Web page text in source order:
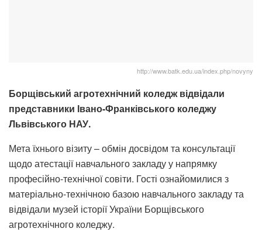
http://www.batk.edu.ua/index.php/novyny
Борщівський агротехнічний коледж відвідали
представники Івано-Франківського коледжу
Львівського НАУ.
Мета їхнього візиту – обмін досвідом та консультації
щодо атестації навчального закладу у напрямку
професійно-технічної совіти. Гості ознайомилися з
матеріально-технічною базою навчального закладу та
відвідали музей історії України Борщівського
агротехнічного коледжу.